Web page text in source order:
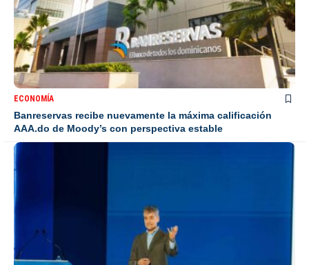
ECONOMÍA
Banreservas recibe nuevamente la máxima calificación
AAA.do de Moody’s con perspectiva estable